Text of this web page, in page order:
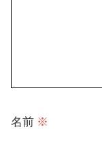
名前 ※